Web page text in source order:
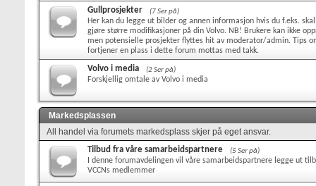
Gullprosjekter (7 Ser på)
Her kan du legge ut bilder og annen informasjon hvis du f.eks.
gjøre større modifikasjoner på din Volvo. NB! Brukere kan ikke
men potensielle prosjekter flyttes hit av moderator/admin. Tips
fortjener en plass i dette forum mottas med takk.
Volvo i media (2 Ser på)
Forskjellig omtale av Volvo i media
Markedsplassen
All handel via forumets markedsplass skjer på eget ansvar.
Tilbud fra våre samarbeidspartnere (5 Ser på)
I denne forumavdelingen vil våre samarbeidspartnere legge ut
VCCNs medlemmer